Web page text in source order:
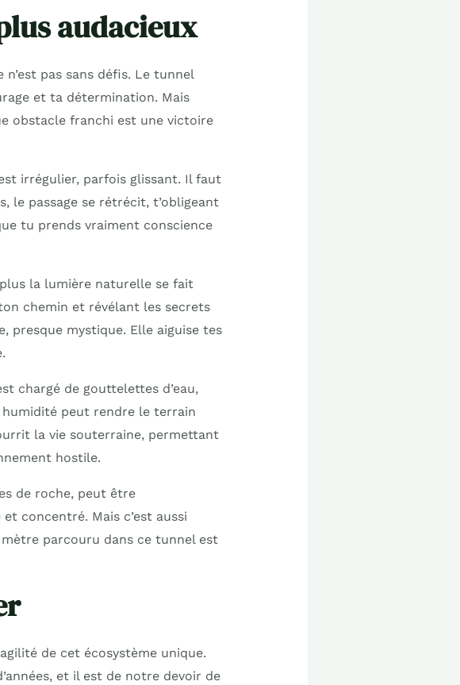
audacieux
pas sans défis. Le tunnel
et ta détermination. Mais
obstacle franchi est une victoire
irrégulier, parfois glissant. Il faut
le passage se rétrécit, t’obligeant
tu prends vraiment conscience
la lumière naturelle se fait
chemin et révélant les secrets
presque mystique. Elle aiguise tes
chargé de gouttelettes d’eau,
peut rendre le terrain
la vie souterraine, permettant
hostile.
de roche, peut être
concentré. Mais c’est aussi
mètre parcouru dans ce tunnel est
de cet écosystème unique.
et il est de notre devoir de